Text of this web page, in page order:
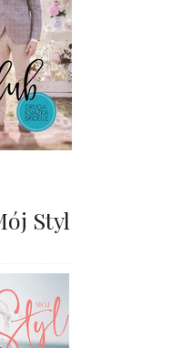
Styl